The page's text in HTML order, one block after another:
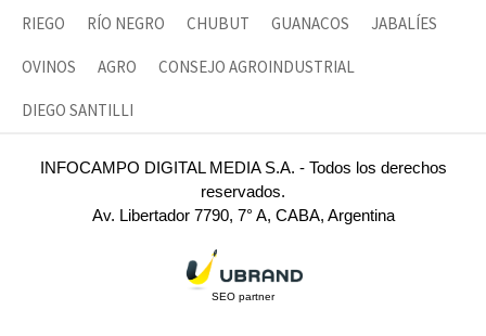
RIEGO RÍO NEGRO CHUBUT GUANACOS JABALÍES
OVINOS AGRO CONSEJO AGROINDUSTRIAL
DIEGO SANTILLI
INFOCAMPO DIGITAL MEDIA S.A. - Todos los derechos
reservados.
Av. Libertador 7790, 7° A, CABA, Argentina
SEO partner